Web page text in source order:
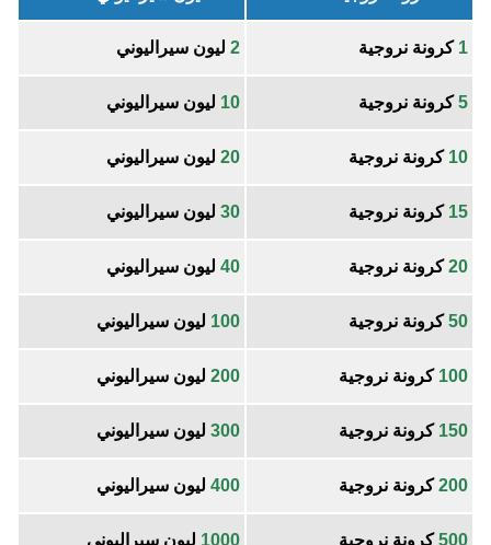
1 كرونة نروجية 2 ليون سيراليوني
5كرونة نروجية 10 ليون سيراليوني
10 كرونة نروجية 20 ليون سيراليوني
15 كرونة نروجية 30 ليون سيراليوني
20كرونة نروجية 40 ليون سيراليوني
50كرونة نروجية 100 ليون سيراليوني
100 كرونة نروجية 200 ليون سيراليوني
150 كرونة نروجية 300 ليون سيراليوني
200كرونة نروجية 400 ليون سيراليوني
500كرونة نروجية 1000 ليون سيراليوني